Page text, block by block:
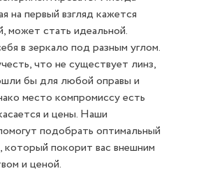
на первый взгляд кажется
может стать идеальной.
в зеркало под разным углом.
что не существует линз,
бы для любой оправы и
место компромиссу есть
и цены. Наши
подобрать оптимальный
который покорит вас внешним
и ценой.